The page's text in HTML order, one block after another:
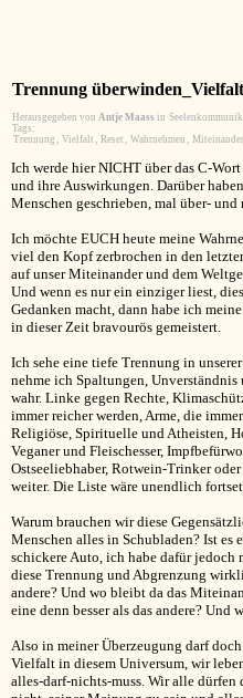
Trennung
Herausgegeben von Antje Maass in
Tags:
Trennung , Vielfalt , Reset , Wahrnehmen , Miteinander
Ich werde hier NICHT über das C-
und ihre Auswirkungen. Darüber
Menschen geschrieben, mal über-
Ich möchte EUCH heute meine
viel den Kopf zerbrochen in den
auf unser Miteinander und dem
Und wenn es nur ein einziger liest,
Gedanken macht, dann habe ich
in dieser Zeit bravourös gemeistert.
Ich sehe eine tiefe Trennung in
nehme ich Spaltungen,
wahr. Linke gegen Rechte,
immer reicher werden, Arme, die
Religiöse, Spirituelle und Atheisten,
Veganer und Fleischesser,
Ostseeliebhaber, Rotwein-Trinker
weiter. Die Liste wäre unendlich
Warum brauchen wir diese
Menschen alles in Schubladen? Ist es
schickere Auto, ich habe dafür jedoch
diese Trennung und Abgrenzung
andere? Und wo bleibt da das
eine denn besser als das andere? Und
Also in meiner Überzeugung darf
Vielfalt in diesem Universum, wir
alles-darf-nichts-muss. Wir alle dürfen